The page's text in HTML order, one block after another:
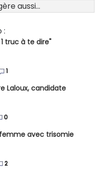
aussi...
:
truc à te dire"
1
Laloux, candidate
0
femme avec trisomie
2